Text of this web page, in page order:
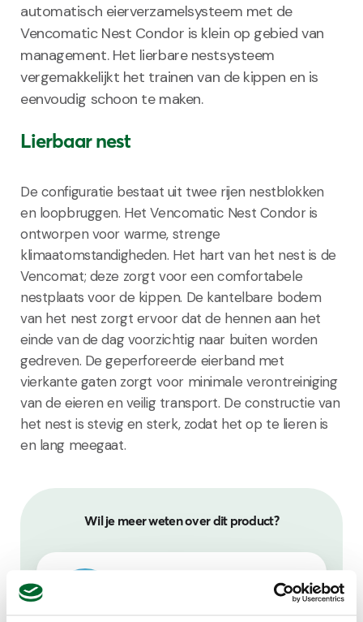
automatisch eierverzamelsysteem met de
Vencomatic Nest Condor is klein op gebied van
management. Het lierbare nestsysteem
vergemakkelijkt het trainen van de kippen en is
eenvoudig schoon te maken.
Lierbaar nest
De configuratie bestaat uit twee rijen nestblokken
en loopbruggen. Het Vencomatic Nest Condor is
ontworpen voor warme, strenge
klimaatomstandigheden. Het hart van het nest is de
Vencomat; deze zorgt voor een comfortabele
nestplaats voor de kippen. De kantelbare bodem
van het nest zorgt ervoor dat de hennen aan het
einde van de dag voorzichtig naar buiten worden
gedreven. De geperforeerde eierband met
vierkante gaten zorgt voor minimale verontreiniging
van de eieren en veilig transport. De constructie van
het nest is stevig en sterk, zodat het op te lieren is
en lang meegaat.
Wil je meer weten over dit product?